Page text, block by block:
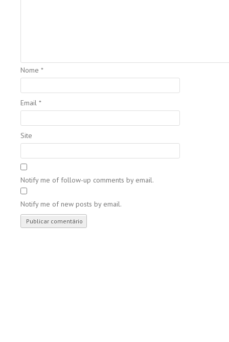
Nome *
Email *
Site
Notify me of follow-up comments by email.
Notify me of new posts by email.